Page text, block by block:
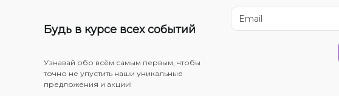
Будь в курсе всех событий
Узнавай обо всём самым первым, чтобы
точно не упустить наши уникальные
предложения и акции!